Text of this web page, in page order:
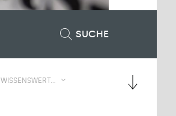
SUCHE
WISSENSWERT...